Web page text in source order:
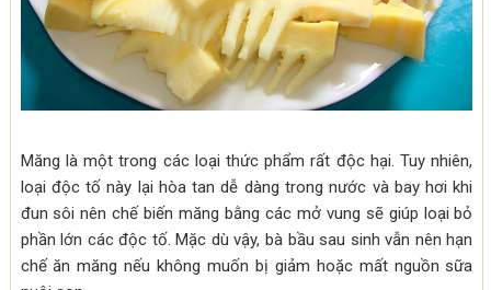
Măng là một trong các loại thức phẩm rất độc hại. Tuy nhiên,
loại độc tố này lại hòa tan dễ dàng trong nước và bay hơi khi
đun sôi nên chế biến măng bằng các mở vung sẽ giúp loại bỏ
phần lớn các độc tố. Mặc dù vậy, bà bầu sau sinh vẫn nên hạn
chế ăn măng nếu không muốn bị giảm hoặc mất nguồn sữa